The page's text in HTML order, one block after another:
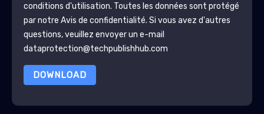
conditions d'utilisation. Toutes les données sont protégé
par notre Avis de confidentialité. Si vous avez d'autres
questions, veuillez envoyer un e-mail
dataprotection@techpublishhub.com
DOWNLOAD